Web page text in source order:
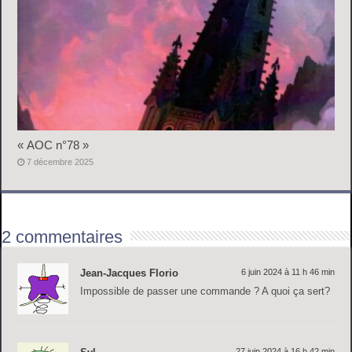
« AOC n°78 »
7 décembre 2025
2 commentaires
Jean-Jacques Florio 6 juin 2024 à 11 h 46 min
Impossible de passer une commande ? A quoi ça sert?